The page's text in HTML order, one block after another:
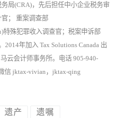
局(CRA)，先后担任中小企业税务审
； 重案调查部
特殊犯罪收入调查官；税案申诉部
年加入 Tax Solutions Canada 出
马云会计师事务所。电话 905-940-
信 jktax-vivian，jktax-qing
遗产 遗嘱